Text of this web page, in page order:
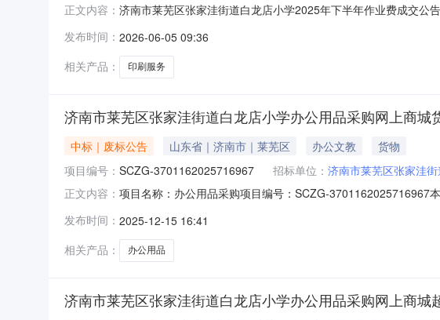
正文内容： 济南市莱芜区张家洼街道白龙店小学2025年下半年作业费成交
AC23090199其他印刷服务济南市莱芜华美教学设备有限公司
发布时间： 2026-06-05 09:36
相关产品：
印刷服务
济南市莱芜区张家洼街道白龙店小学办公用品采购网上商城
中标｜废标公告 山东省｜济南市｜莱芜区 办公文教
货物
项目编号： SCZG-3701162025716967 招标单位： 济南市莱芜区张家洼
正文内容： 项目名称：办公用品采购项目编号：SCZG-3701162025716967
发布时间： 2025-12-15 16:41
相关产品：
办公用品
济南市莱芜区张家洼街道白龙店小学办公用品采购网上商城